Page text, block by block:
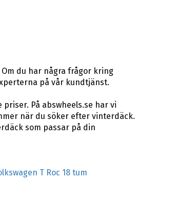
du har några frågor kring
på vår kundtjänst.
På abswheels.se har vi
när du söker efter vinterdäck.
som passar på din
T Roc 18 tum